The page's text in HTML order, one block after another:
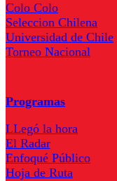
Colo Colo
Seleccion Chilena
Universidad de Chile
Torneo Nacional
Programas
LLegó la hora
El Radar
Enfoqué Público
Hoja de Ruta